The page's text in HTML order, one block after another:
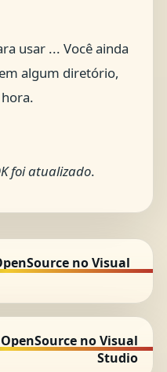
usar ... Você ainda
algum diretório,
foi atualizado.
no Visual
no Visual
Studio